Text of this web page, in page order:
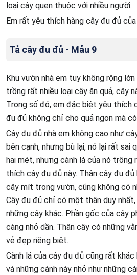
loại cây quen thuộc với nhiều người.
Em rất yêu thích hàng cây đu đủ của
Tả cây đu đủ - Mẫu 9
Khu vườn nhà em tuy không rộng
trồng rất nhiều loại cây ăn quả, cây
Trong số đó, em đặc biệt yêu thích
đu đủ không chỉ cho quả ngon mà
Cây đu đủ nhà em không cao như
bên cạnh, nhưng bù lại, nó lại rất sai
hai mét, nhưng cành lá của nó
thích cây đu đủ này. Thân cây đu
cây mít trong vườn, cũng không có
Cây đu đủ chỉ có một thân duy nhất,
những cây khác. Phần gốc của cây
càng nhỏ dần. Thân cây có những
vẻ đẹp riêng biệt.
Cành lá của cây đu đủ cũng rất
và những cành này nhỏ như những